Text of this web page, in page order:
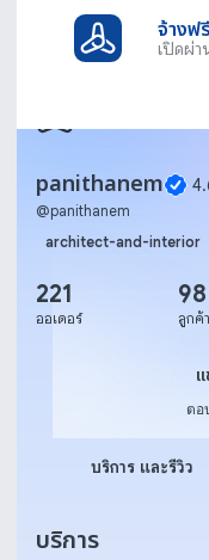
จ้าง
เปิดผ่
panithanem
@panithanem
architect-and-interior
221
ออเดอร์
98
ลูกค้
แชทกับ
ตอ
บริการ และรีวิว
บริการ